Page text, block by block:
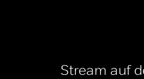
Stream auf